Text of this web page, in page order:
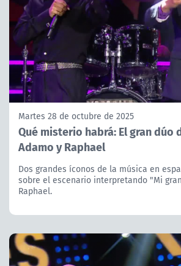
Martes 28 de octubre de 2025
Qué misterio habrá: El gran dúo
Adamo y Raphael
Dos grandes íconos de la música en
sobre el escenario interpretando "Mi
Raphael.